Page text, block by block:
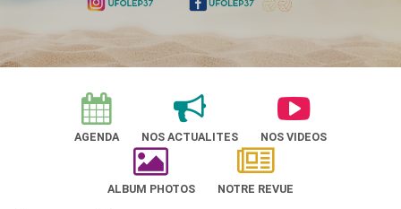
AGENDA NOS ACTUALITES NOS VIDEOS
ALBUM PHOTOS NOTRE REVUE